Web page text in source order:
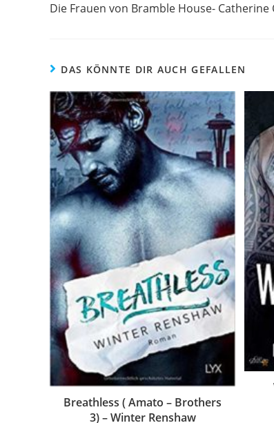
Die Frauen von Bramble House- Catherine
DAS KÖNNTE DIR AUCH GEFALLEN
Breathless ( Amato – Brothers
3) – Winter Renshaw